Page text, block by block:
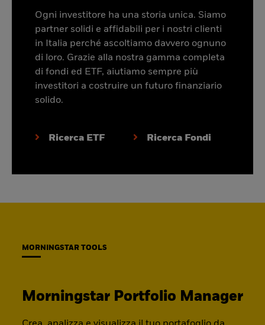
Ogni investitore ha una storia unica. Siamo
partner solidi e affidabili per i nostri clienti
in Italia perché ascoltiamo davvero ognuno
di loro. Grazie alla nostra gamma completa
di fondi ed ETF, aiutiamo sempre più
investitori a costruire un futuro finanziario
solido.
Ricerca ETF Ricerca Fondi
MORNINGSTAR TOOLS
Morningstar Portfolio Manager